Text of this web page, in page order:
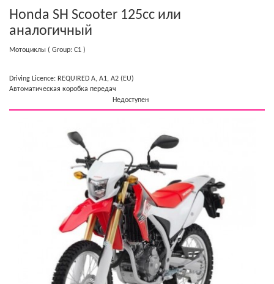
Honda SH Scooter 125cc или
аналогичный
Мотоциклы ( Group: C1 )
Driving Licence: REQUIRED A, A1, A2 (EU)
Автоматическая коробка передач
Недоступен